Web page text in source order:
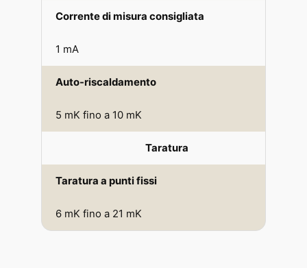
Corrente di misura consigliata
1 mA
Auto-riscaldamento
5 mK fino a 10 mK
Taratura
Taratura a punti fissi
6 mK fino a 21 mK